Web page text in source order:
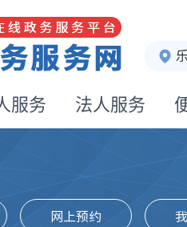
服务 法人服务
网上预约